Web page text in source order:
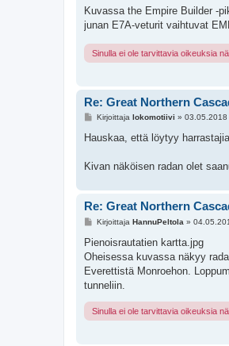
e
t
Kuvassa the Empire Builder -
junan E7A-veturit vaihtuvat
Sinulla ei ole tarvittavia oikeuksia
Re: Great Northern
V
e
i
Kirjoittaja lokomotiivi » 03.05.2018
Hauskaa, että löytyy
Kivan näköisen radan olet
Re: Great Northern
V
e
t
i
Kirjoittaja HannuPeltola »
Pienoisrautatien kartta.jpg
Oheisessa kuvassa näkyy
Everettistä Monroehon.
tunneliin.
Sinulla ei ole tarvittavia oikeuksia